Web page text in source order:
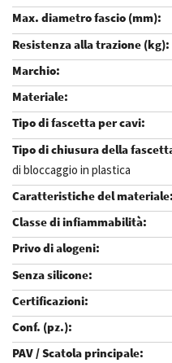
di bloccaggio in plastica